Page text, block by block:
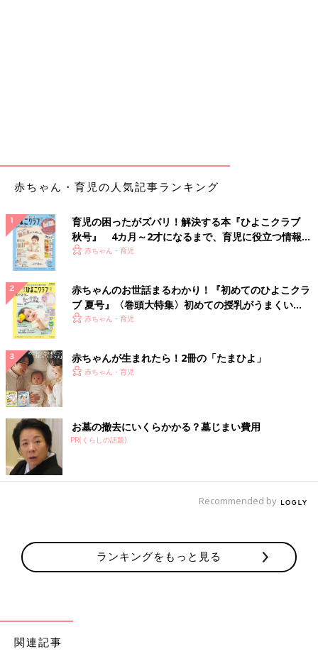
赤ちゃん・育児の人気記事ランキング
育児の困ったがズバリ！解決する本『ひよこクラブ
秋号』 4カ月～2才になるまで、育児に役立つ情報が
いっぱい！
赤ちゃん・育児
赤ちゃんのお世話まるわかり！『初めてのひよこクラ
ブ 夏号』〈巻頭大特集〉初めての授乳がうまくい
く！ おっぱい・ミルクの基本と夏のトラブル 解決テ
赤ちゃん・育児
赤ちゃんが生まれたら！2冊の「たまひよ」
赤ちゃん・育児
お墓の撤去にいくらかかる？墓じまい費用
PR(くらしの話題)
Recommended by
ランキングをもっと見る
関連記事